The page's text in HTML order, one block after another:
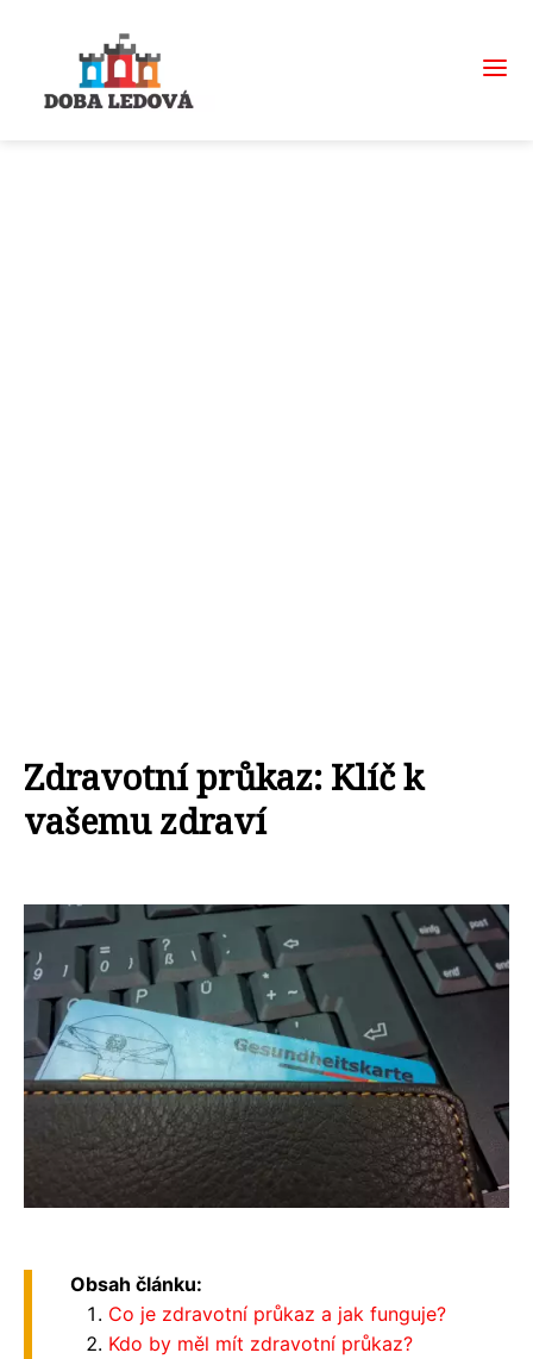
Zdravotní průkaz: Klíč k
vašemu zdraví
Obsah článku:
Co je zdravotní průkaz a jak funguje?
Kdo by měl mít zdravotní průkaz?